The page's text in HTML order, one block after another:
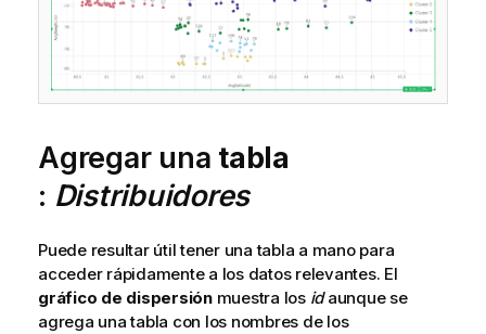
Agregar una tabla
: Distribuidores
Puede resultar útil tener una tabla a mano para
acceder rápidamente a los datos relevantes. El
gráfico de dispersiónmuestra los idaunque se
agrega una tabla con los nombres de los